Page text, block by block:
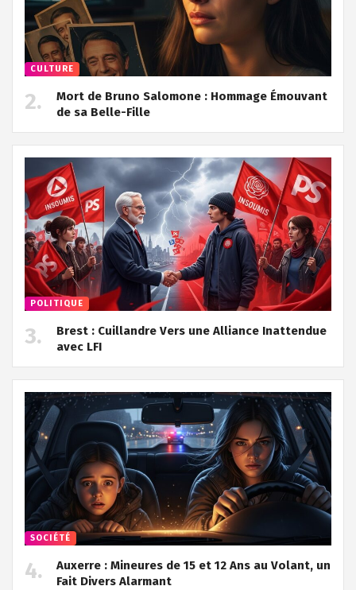
CULTURE
Mort de Bruno Salomone : Hommage Émouvant
de sa Belle-Fille
POLITIQUE
Brest : Cuillandre Vers une Alliance Inattendue
avec LFI
SOCIÉTÉ
Auxerre : Mineures de 15 et 12 Ans au Volant, un
Fait Divers Alarmant